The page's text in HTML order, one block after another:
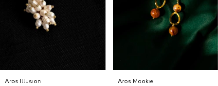
Aros Illusion Aros Mookie